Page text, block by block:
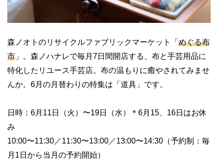
森ノオトのリサイクルファブリックマーケット「 めぐる布
市 」。森ノハナレで毎月7日間開店する、布と手芸用品に
特化したリユース手芸店。布の温もりに癒やされてみませ
んか。6月の月替わりの特集は「道具」です。
日時：6月11日（火）〜19日（水）＊6月15、16日はお休
み
10:00〜11:30／11:30〜13:00／13:00〜14:30（予約制：毎
月1日から当月の予約開始）